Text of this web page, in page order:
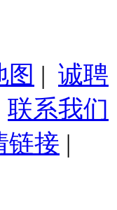
图 | 诚聘
联系我们
链接 |